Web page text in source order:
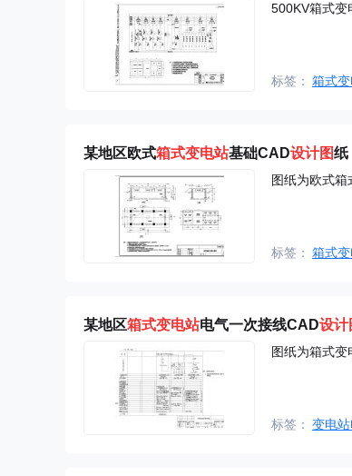
500KV箱式变
标签： 箱式
某地区欧式箱式变电站基础CAD设计图纸
图纸为欧式箱
标签： 箱式
某地区箱式变电站电气一次接线CAD设计
图纸为箱式变
标签： 变电